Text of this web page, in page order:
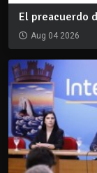
El preacuerdo
Aug 04 2026